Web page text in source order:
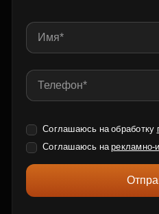
Соглашаюсь на обработку
Соглашаюсь нарекламно-